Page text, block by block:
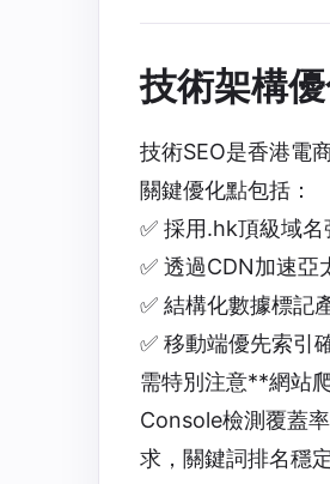
技術架構
技術SEO是香港電
關鍵優化點包括：
✅ 採用.hk頂級域
✅ 透過CDN加速亞
✅ 結構化數據標記
✅ 移動端優先索引
需特別注意**網站
Console檢測覆蓋
求，關鍵詞排名穩